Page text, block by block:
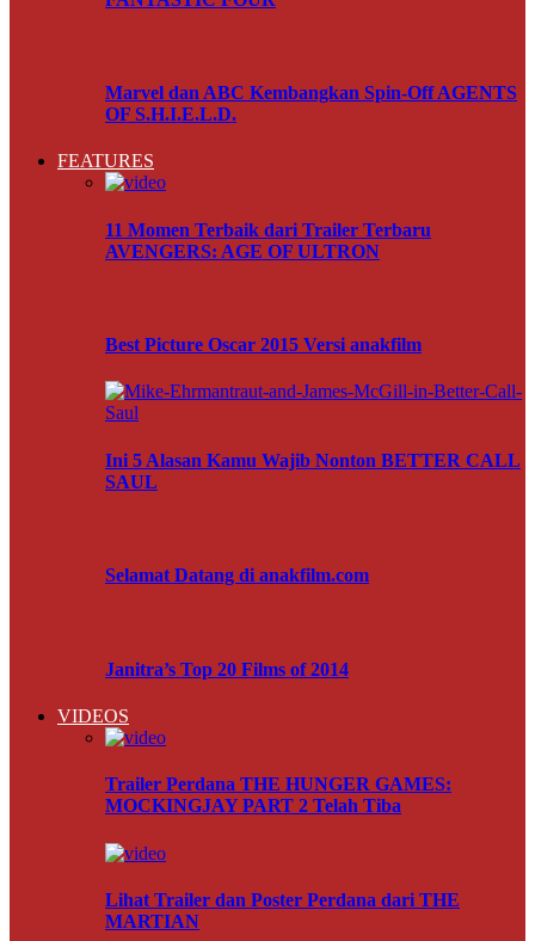
Marvel dan ABC Kembangkan Spin-Off AGENTS
OF S.H.I.E.L.D.
FEATURES
11 Momen Terbaik dari Trailer Terbaru
AVENGERS: AGE OF ULTRON
Best Picture Oscar 2015 Versi anakfilm
Ini 5 Alasan Kamu Wajib Nonton BETTER CALL
SAUL
Selamat Datang di anakfilm.com
Janitra’s Top 20 Films of 2014
VIDEOS
Trailer Perdana THE HUNGER GAMES:
MOCKINGJAY PART 2 Telah Tiba
Lihat Trailer dan Poster Perdana dari THE
MARTIAN